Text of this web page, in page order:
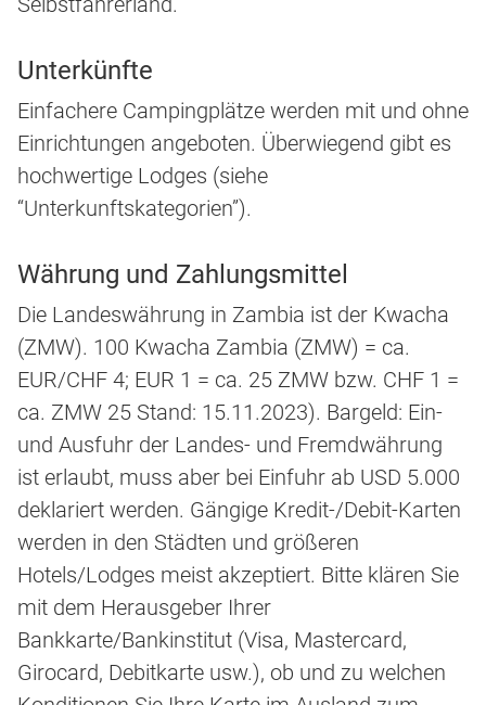
Unterkünfte
Einfachere Campingplätze werden mit und ohne
Einrichtungen angeboten. Überwiegend gibt es
hochwertige Lodges (siehe
“Unterkunftskategorien”).
Währung und Zahlungsmittel
Die Landeswährung in Zambia ist der Kwacha
(ZMW). 100 Kwacha Zambia (ZMW) = ca.
EUR/CHF 4; EUR 1 = ca. 25 ZMW bzw. CHF 1 =
ca. ZMW 25 Stand: 15.11.2023). Bargeld: Ein-
und Ausfuhr der Landes- und Fremdwährung
ist erlaubt, muss aber bei Einfuhr ab USD 5.000
deklariert werden. Gängige Kredit-/Debit-Karten
werden in den Städten und größeren
Hotels/Lodges meist akzeptiert. Bitte klären Sie
mit dem Herausgeber Ihrer
Bankkarte/Bankinstitut (Visa, Mastercard,
Girocard, Debitkarte usw.), ob und zu welchen